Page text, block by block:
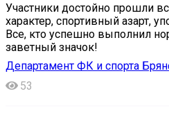
Участники достойно прошли
характер, спортивный азарт,
Все, кто успешно выполнил
заветный значок!
Департамент ФК и спорта
53